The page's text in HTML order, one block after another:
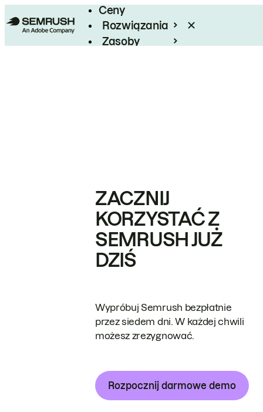
Ceny
Rozwiązania
Zasoby
ZACZNIJ
KORZYSTAĆ Z
SEMRUSH JUŻ
DZIŚ
Wypróbuj Semrush bezpłatnie
przez siedem dni. W każdej chwili
możesz zrezygnować.
Rozpocznij darmowe demo